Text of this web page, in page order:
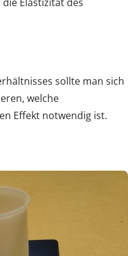
sollte man sich
welche
Effekt notwendig ist.